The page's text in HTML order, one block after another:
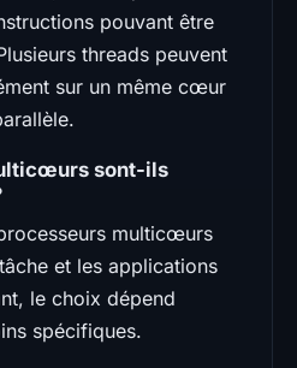
pouvant être
threads peuvent
sur un même cœur
sont-ils
multicœurs
et les applications
le choix dépend
spécifiques.